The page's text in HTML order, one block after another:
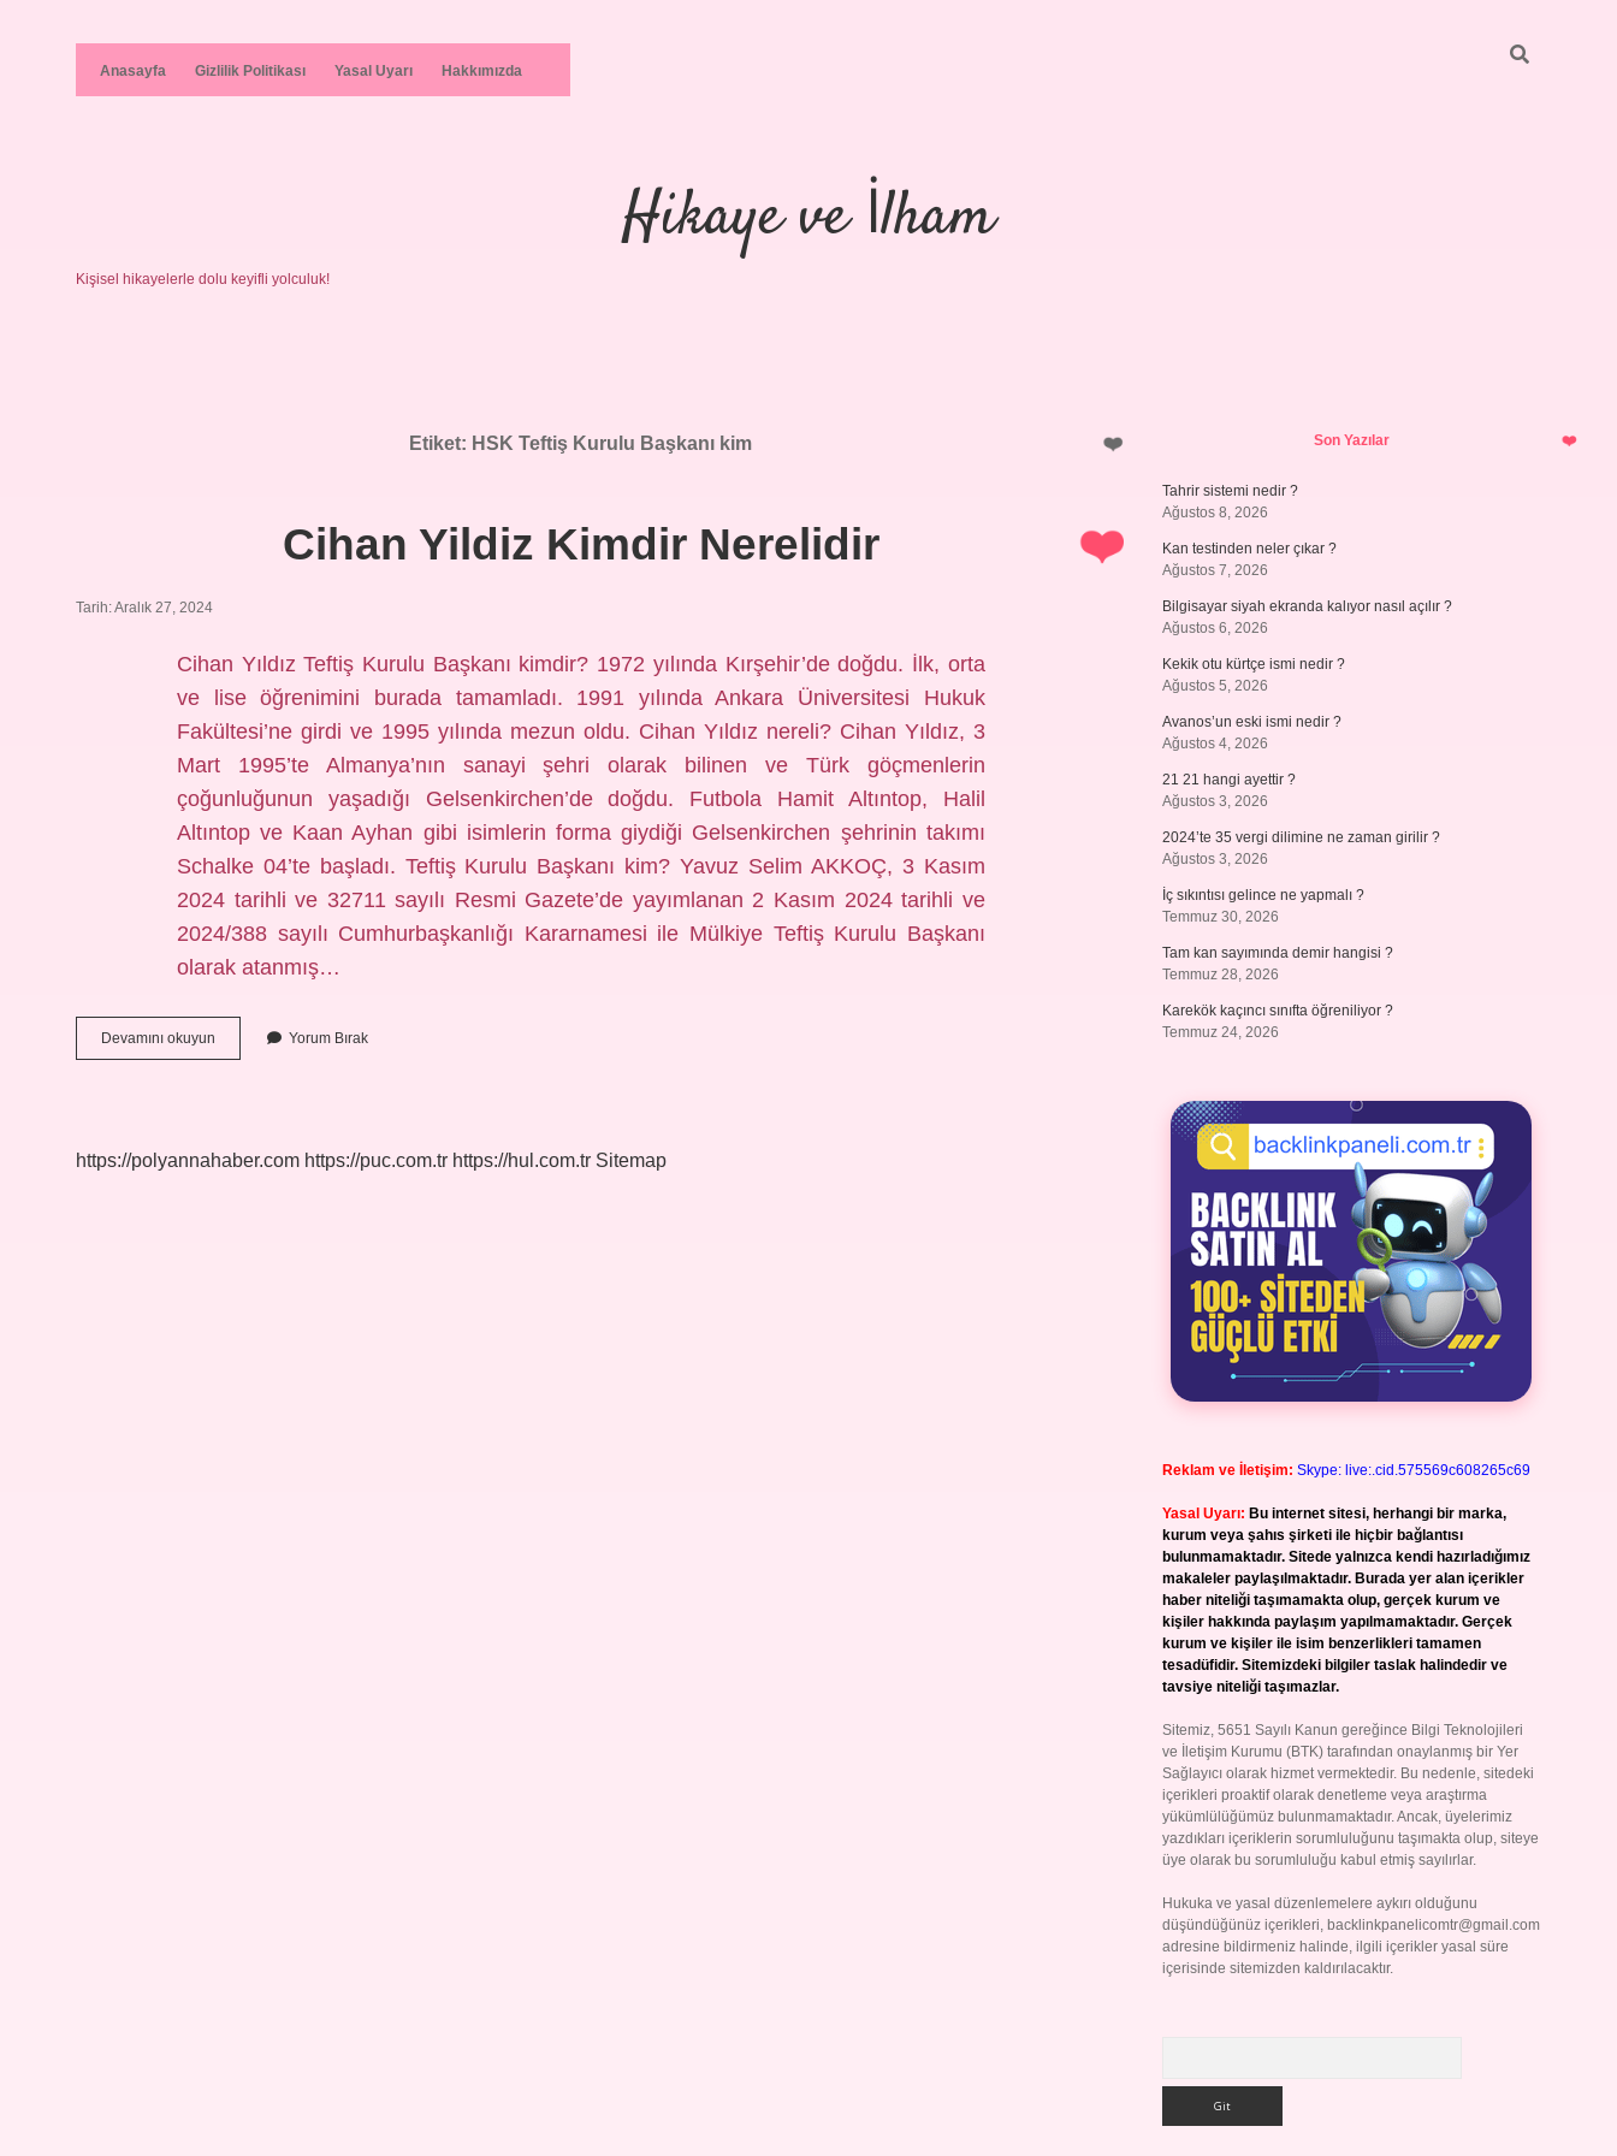
Anasayfa Gizlilik Politikası Yasal Uyarı Hakkımızda
Hikaye ve İlham
Kişisel hikayelerle dolu keyifli yolculuk!
Etiket: HSK Teftiş Kurulu Başkanı kim
Cihan Yildiz Kimdir Nerelidir
Tarih: Aralık 27, 2024
Cihan Yıldız Teftiş Kurulu Başkanı kimdir? 1972 yılında Kırşehir’de doğdu. İlk, orta
ve lise öğrenimini burada tamamladı. 1991 yılında Ankara Üniversitesi Hukuk
Fakültesi’ne girdi ve 1995 yılında mezun oldu. Cihan Yıldız nereli? Cihan Yıldız, 3
Mart 1995’te Almanya’nın sanayi şehri olarak bilinen ve Türk göçmenlerin
çoğunluğunun yaşadığı Gelsenkirchen’de doğdu. Futbola Hamit Altıntop, Halil
Altıntop ve Kaan Ayhan gibi isimlerin forma giydiği Gelsenkirchen şehrinin takımı
Schalke 04’te başladı. Teftiş Kurulu Başkanı kim? Yavuz Selim AKKOÇ, 3 Kasım
2024 tarihli ve 32711 sayılı Resmi Gazete’de yayımlanan 2 Kasım 2024 tarihli ve
2024/388 sayılı Cumhurbaşkanlığı Kararnamesi ile Mülkiye Teftiş Kurulu Başkanı
olarak atanmış…
Devamını okuyun
Yildiz
Yorum Bırak
https://polyannahaber.com https://puc.com.tr https://hul.com.tr Sitemap
SidebarSon Yazılar
Tahrir sistemi nedir ?
Ağustos 8, 2026
Kan testinden neler çıkar ?
Ağustos 7, 2026
Bilgisayar siyah ekranda kalıyor nasıl açılır ?
Ağustos 6, 2026
Kekik otu kürtçe ismi nedir ?
Ağustos 5, 2026
Avanos’un eski ismi nedir ?
Ağustos 4, 2026
21 21 hangi ayettir ?
Ağustos 3, 2026
2024’te 35 vergi dilimine ne zaman girilir ?
Ağustos 3, 2026
İç sıkıntısı gelince ne yapmalı ?
Temmuz 30, 2026
Tam kan sayımında demir hangisi ?
Temmuz 28, 2026
Karekök kaçıncı sınıfta öğreniliyor ?
Temmuz 24, 2026
Reklam ve İletişim: Skype: live:.cid.575569c608265c69
Yasal Uyarı: Bu internet sitesi, herhangi bir marka,
kurum veya şahıs şirketi ile hiçbir bağlantısı
bulunmamaktadır. Sitede yalnızca kendi hazırladığımız
makaleler paylaşılmaktadır. Burada yer alan içerikler
haber niteliği taşımamakta olup, gerçek kurum ve
kişiler hakkında paylaşım yapılmamaktadır. Gerçek
kurum ve kişiler ile isim benzerlikleri tamamen
tesadüfidir. Sitemizdeki bilgiler taslak halindedir ve
tavsiye niteliği taşımazlar.
Sitemiz, 5651 Sayılı Kanun gereğince Bilgi Teknolojileri
ve İletişim Kurumu (BTK) tarafından onaylanmış bir Yer
Sağlayıcı olarak hizmet vermektedir. Bu nedenle, sitedeki
içerikleri proaktif olarak denetleme veya araştırma
yükümlülüğümüz bulunmamaktadır. Ancak, üyelerimiz
yazdıkları içeriklerin sorumluluğunu taşımakta olup, siteye
üye olarak bu sorumluluğu kabul etmiş sayılırlar.
Hukuka ve yasal düzenlemelere aykırı olduğunu
düşündüğünüz içerikleri, backlinkpanelicomtr@gmail.com
adresine bildirmeniz halinde, ilgili içerikler yasal süre
içerisinde sitemizden kaldırılacaktır.